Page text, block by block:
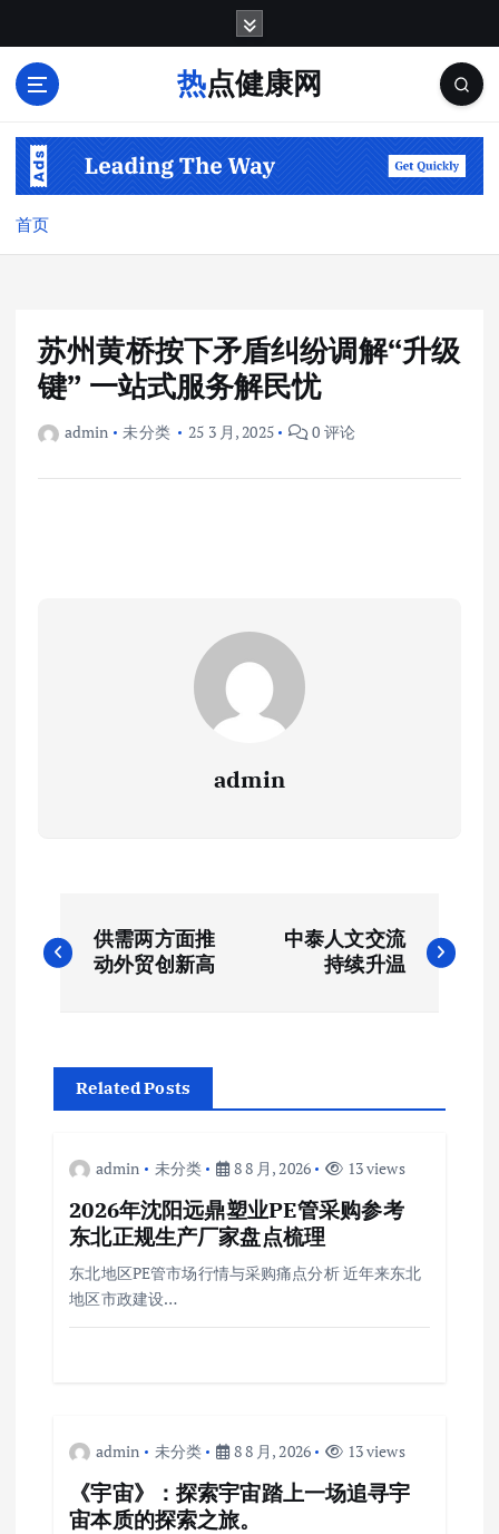
热点健康网
首页
苏州黄桥按下矛盾纠纷调解“升级
键” 一站式服务解民忧
admin 未分类 25 3 月, 2025 0 评论
admin
章
航
供需两方面推
动外贸创新高
中泰人文交流
持续升温
Related Posts
admin 未分类 8 8 月, 2026 13 views
2026年沈阳远鼎塑业PE管采购参考
东北正规生产厂家盘点梳理
东北地区PE管市场行情与采购痛点分析 近年来东北
地区市政建设…
admin 未分类 8 8 月, 2026 13 views
《宇宙》：探索宇宙踏上一场追寻宇
宙本质的探索之旅。